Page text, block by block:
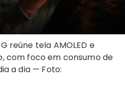
reúne tela AMOLED e
com foco em consumo de
a dia — Foto: